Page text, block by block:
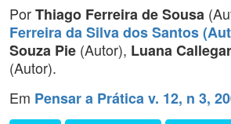
PorThiago Ferreira de Sousa
Ferreira da Silva dos Santos
Souza Pie (Autor), Luana
(Autor).
Em Pensar a Prática v. 12, n 3,